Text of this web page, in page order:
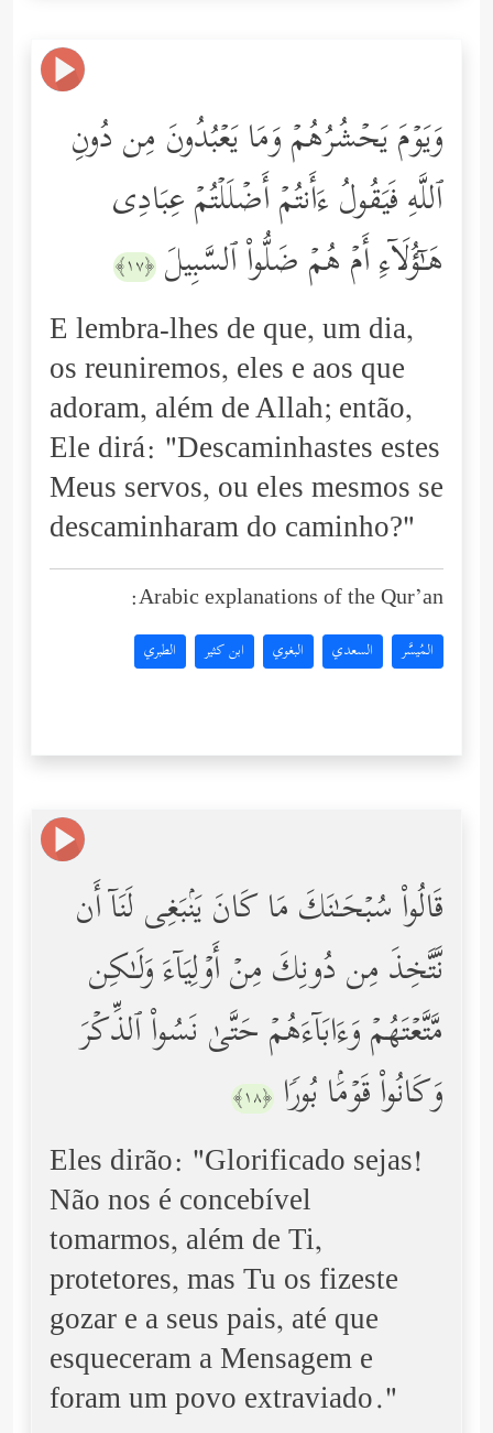
وَیَوۡمَ یَحۡشُرُهُمۡ وَمَا یَعۡبُدُونَ مِن دُونِ
ٱللَّهِ فَیَقُولُ ءَأَنتُمۡ أَضۡلَلۡتُمۡ عِبَادِی
هَـٰۤؤُلَاۤءِ أَمۡ هُمۡ ضَلُّواْ ٱلسَّبِیلَ ﴿١٧﴾
E lembra-lhes de que, um dia,
os reuniremos, eles e aos que
adoram, além de Allah; então,
Ele dirá: "Descaminhastes estes
Meus servos, ou eles mesmos se
descaminharam do caminho?"
Arabic explanations of the Qur’an:
المُيسَّر السعدي البغوي ابن كثير الطبري
قَالُواْ سُبۡحَـٰنَكَ مَا كَانَ یَنۢبَغِی لَنَاۤ أَن
نَّتَّخِذَ مِن دُونِكَ مِنۡ أَوۡلِیَاۤءَ وَلَـٰكِن
مَّتَّعۡتَهُمۡ وَءَابَاۤءَهُمۡ حَتَّىٰ نَسُواْ ٱلذِّكۡرَ
وَكَانُواْ قَوۡمَۢا بُورࣰا ﴿١٨﴾
Eles dirão: "Glorificado sejas!
Não nos é concebível
tomarmos, além de Ti,
protetores, mas Tu os fizeste
gozar e a seus pais, até que
esqueceram a Mensagem e
foram um povo extraviado."